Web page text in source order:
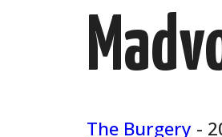
The Burgery -